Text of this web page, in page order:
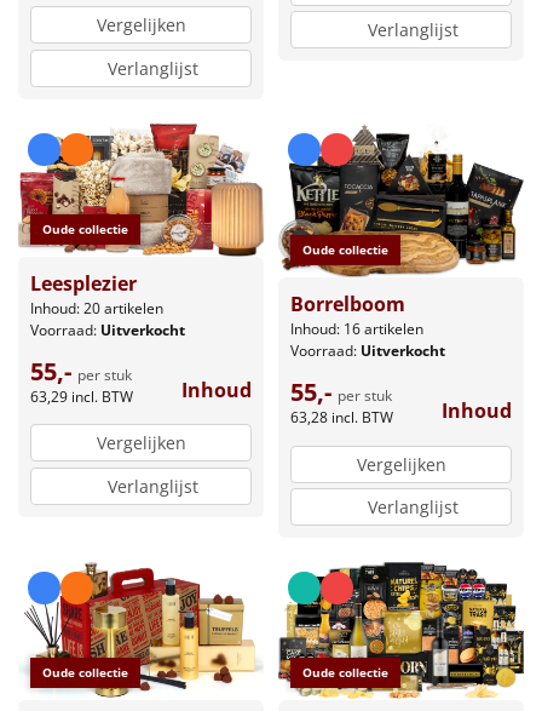
Vergelijken
Verlanglijst
Verlanglijst
Oude collectie
Leesplezier
Inhoud: 20 artikelen
Voorraad: Uitverkocht
55,- per stuk
63,29 incl. BTW Inhoud
Vergelijken
Verlanglijst
Oude collectie
Borrelboom
Inhoud: 16 artikelen
Voorraad: Uitverkocht
55,- per stuk
63,28 incl. BTW Inhoud
Vergelijken
Verlanglijst
Oude collectie Oude collectie